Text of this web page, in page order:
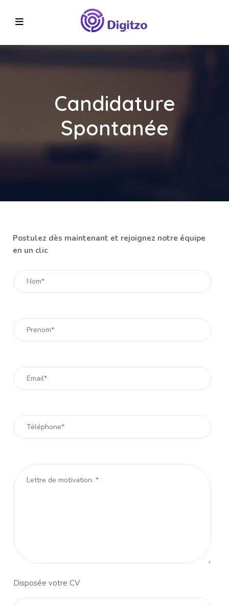
Candidature
Spontanée
Postulez dès maintenant et rejoignez notre équipe
en un clic
Disposée votre CV